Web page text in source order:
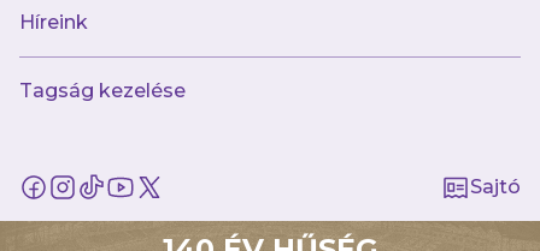
Híreink
Tagság kezelése
Sajtó
NB III: Újpest FC II-Szombathelyi
Haladás 1-2